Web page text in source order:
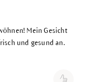
Mein Gesicht
und gesund an.